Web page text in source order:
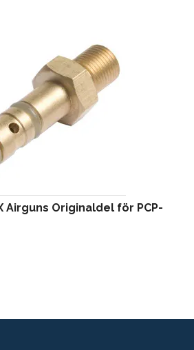
Airguns Originaldel för PCP-